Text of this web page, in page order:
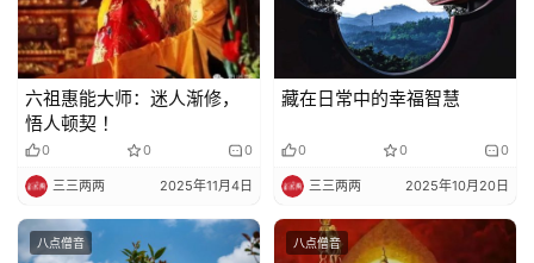
政
策
法
规
免
责
声
明
六祖惠能大师：​迷人渐修，
悟人顿契 ！
0 0 0
三三两两 2025年11月4日
藏在日常中的幸福智慧
0 0 0
三三两两 2025年10月20日
八点僧音 八点僧音